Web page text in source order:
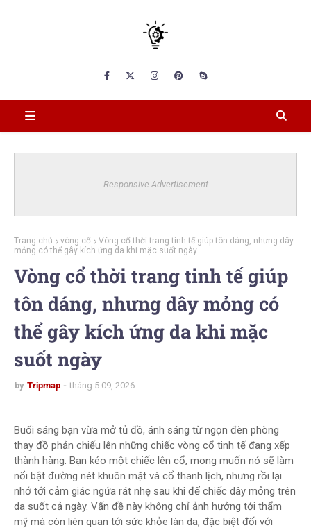
Responsive Advertisement
Trang chủ vòng cổ
Vòng cổ thời trang tinh tế giúp tôn dáng, nhưng dây
mỏng có thể gây kích ứng da khi mặc suốt ngày
Vòng cổ thời trang tinh tế giúp
tôn dáng, nhưng dây mỏng có
thể gây kích ứng da khi mặc
suốt ngày
by Tripmap tháng 5 09, 2026
Buổi sáng bạn vừa mở tủ đồ, ánh sáng từ ngọn đèn phòng
thay đồ phản chiếu lên những chiếc vòng cổ tinh tế đang xếp
thành hàng. Bạn kéo một chiếc lên cổ, mong muốn nó sẽ làm
nổi bật đường nét khuôn mặt và cổ thanh lịch, nhưng rồi lại
nhớ tới cảm giác ngứa rát nhẹ sau khi để chiếc dây mỏng trên
da suốt cả ngày. Vấn đề này không chỉ ảnh hưởng tới thẩm
mỹ mà còn liên quan tới sức khỏe làn da, đặc biệt đối với